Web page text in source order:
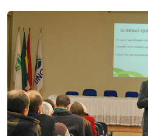
Cultura
CPA
Biblioteca
Editora